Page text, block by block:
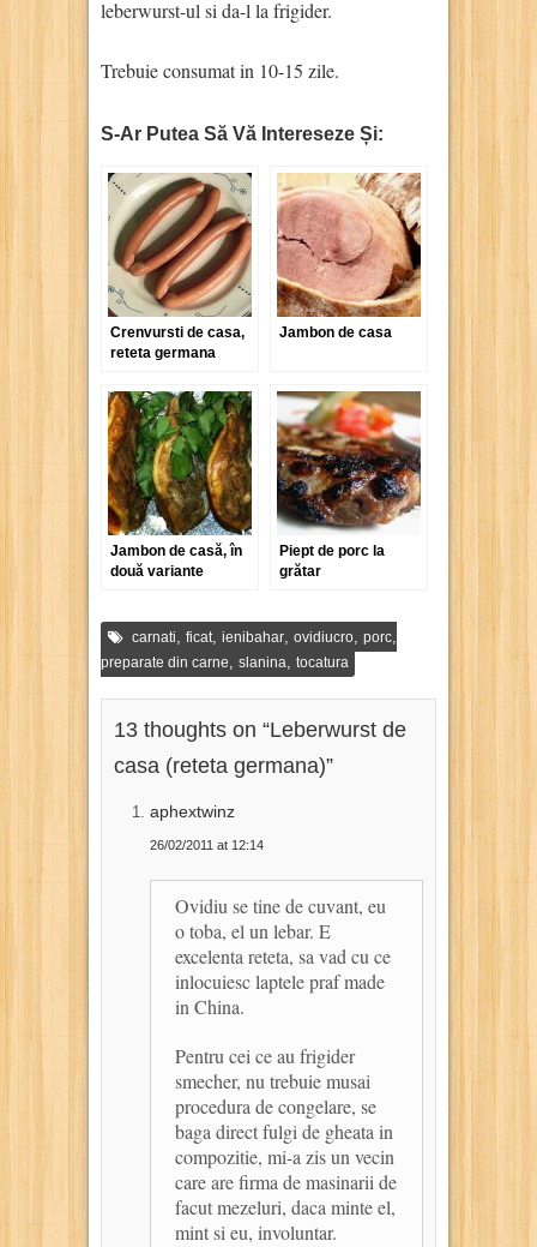
leberwurst-ul si da-l la frigider.
Trebuie consumat in 10-15 zile.
S-Ar Putea Să Vă Intereseze Și:
Crenvursti de casa,
reteta germana
Jambon de casa
Jambon de casă, în
două variante
Piept de porc la
grătar
carnati, ficat, ienibahar, ovidiucro, porc,
preparate din carne, slanina, tocatura
13 thoughts on “Leberwurst de
casa (reteta germana)”
aphextwinz
26/02/2011 at 12:14
Ovidiu se tine de cuvant, eu
o toba, el un lebar. E
excelenta reteta, sa vad cu ce
inlocuiesc laptele praf made
in China.
Pentru cei ce au frigider
smecher, nu trebuie musai
procedura de congelare, se
baga direct fulgi de gheata in
compozitie, mi-a zis un vecin
care are firma de masinarii de
facut mezeluri, daca minte el,
mint si eu, involuntar.